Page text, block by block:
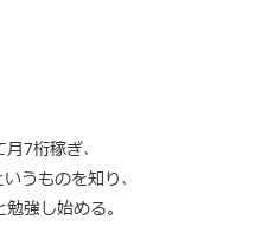
7桁稼ぎ、
うものを知り、
強し始める。